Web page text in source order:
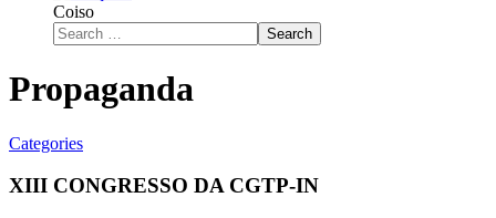
Coiso
Search
Propaganda
Categories
XIII CONGRESSO DA CGTP-IN